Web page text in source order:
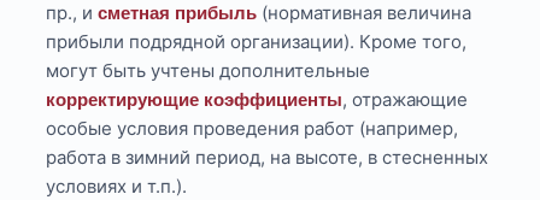
пр., исметная прибыль (нормативная величина
прибыли подрядной организации). Кроме того,
могут быть учтены дополнительные
корректирующие коэффициенты, отражающие
особые условия проведения работ (например,
работа в зимний период, на высоте, в стесненных
условиях и т.п.).